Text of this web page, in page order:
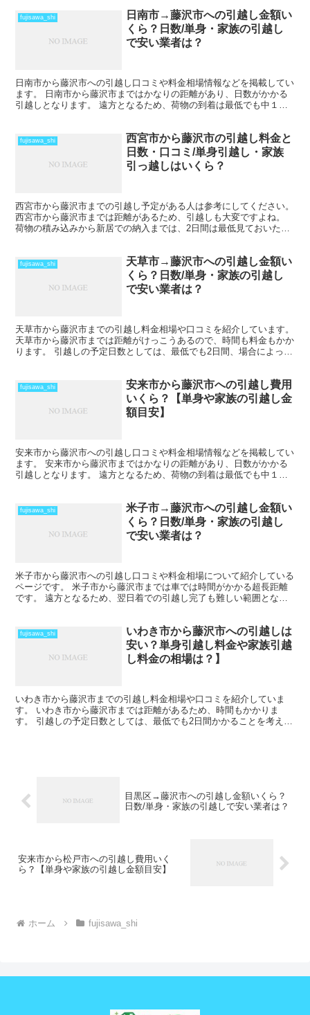
fujisawa_shi
日南市→藤沢市への引越し金額い
くら？日数/単身・家族の引越し
で安い業者は？
日南市から藤沢市への引越し口コミや料金相場情報などを掲載してい
ます。 日南市から藤沢市まではかなりの距離があり、日数がかかる
引越しとなります。 遠方となるため、荷物の到着は最低でも中１日
fujisawa_shi
西宮市から藤沢市の引越し料金と
日数・口コミ/単身引越し・家族
引っ越しはいくら？
西宮市から藤沢市までの引越し予定がある人は参考にしてください。
西宮市から藤沢市までは距離があるため、引越しも大変ですよね。
荷物の積み込みから新居での納入までは、2日間は最低見ておいた方
fujisawa_shi
天草市→藤沢市への引越し金額い
くら？日数/単身・家族の引越し
で安い業者は？
天草市から藤沢市までの引越し料金相場や口コミを紹介しています。
天草市から藤沢市までは距離がけっこうあるので、時間も料金もかか
ります。 引越しの予定日数としては、最低でも2日間、場合によって
fujisawa_shi
安来市から藤沢市への引越し費用
いくら？【単身や家族の引越し金
額目安】
安来市から藤沢市への引越し口コミや料金相場情報などを掲載してい
ます。 安来市から藤沢市まではかなりの距離があり、日数がかかる
引越しとなります。 遠方となるため、荷物の到着は最低でも中１日
fujisawa_shi
米子市→藤沢市への引越し金額い
くら？日数/単身・家族の引越し
で安い業者は？
米子市から藤沢市への引越し口コミや料金相場について紹介している
ページです。 米子市から藤沢市までは車では時間がかかる超長距離
です。 遠方となるため、翌日着での引越し完了も難しい範囲となり
fujisawa_shi
いわき市から藤沢市への引越しは
安い？単身引越し料金や家族引越
し料金の相場は？】
いわき市から藤沢市までの引越し料金相場や口コミを紹介していま
す。 いわき市から藤沢市までは距離があるため、時間もかかりま
す。 引越しの予定日数としては、最低でも2日間かかることを考えて
目黒区→藤沢市への引越し金額いくら？
日数/単身・家族の引越しで安い業者は？
安来市から松戸市への引越し費用いく
ら？【単身や家族の引越し金額目安】
ホーム fujisawa_shi